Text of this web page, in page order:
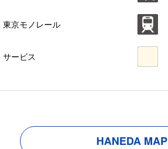
東京モノレール
サービス
HANEDA MAP